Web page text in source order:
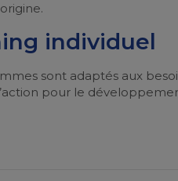
individuel
sont adaptés aux
pour le